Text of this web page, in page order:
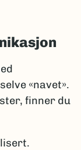
«navet».
finner du